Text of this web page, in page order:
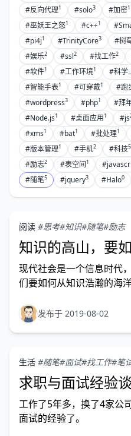
#反向代理1 #solo3 #加密1
#巫妖王之怒1 #c++1
#pi4j1 #TrinityCore3 #树
#娱乐2 #ssl2 #找工作2
#软件1 #工作环境1 #科学
#智能手表1 #可穿戴1 #跑
#wordpress3 #php1 #拜
#Node.js1 #桌面应用1 #js
#xms1 #bat1 #批处理1
#版本管理1 #手机2 #科技5
#励志2 #表空间1
#随笔5 #jquery3 #Halo0
阅读 #思考#知识#随笔#励志
知识的高山，要
现代社会是一个信息时代
们要如何从知识浩瀚的海
我们要如何以自己的知识
请带着以上问题阅读本文
发布于 2019-08-02
生活 #随笔#面试#找工作#笔
求职与面试经验谈
工作了5年多，换了4家公
面试的经验了。